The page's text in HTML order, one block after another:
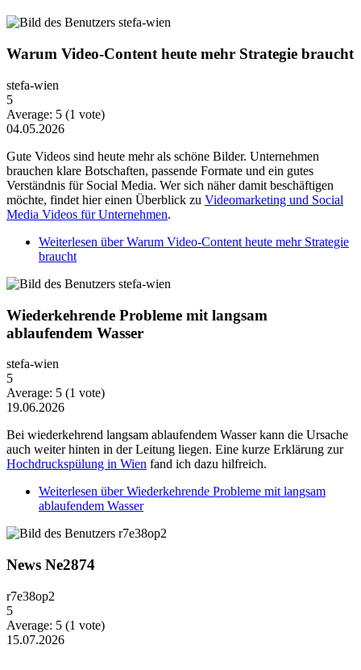
Warum Video-Content heute mehr Strategie braucht
stefa-wien
5
Average: 5 (1 vote)
04.05.2026
Gute Videos sind heute mehr als schöne Bilder. Unternehmen
brauchen klare Botschaften, passende Formate und ein gutes
Verständnis für Social Media. Wer sich näher damit beschäftigen
möchte, findet hier einen Überblick zu Videomarketing und Social
Media Videos für Unternehmen.
Weiterlesen über Warum Video-Content heute mehr Strategie
braucht
Wiederkehrende Probleme mit langsam
ablaufendem Wasser
stefa-wien
5
Average: 5 (1 vote)
19.06.2026
Bei wiederkehrend langsam ablaufendem Wasser kann die Ursache
auch weiter hinten in der Leitung liegen. Eine kurze Erklärung zur
Hochdruckspülung in Wien fand ich dazu hilfreich.
Weiterlesen über Wiederkehrende Probleme mit langsam
ablaufendem Wasser
News Ne2874
r7e38op2
5
Average: 5 (1 vote)
15.07.2026
. . . .. . . . . .